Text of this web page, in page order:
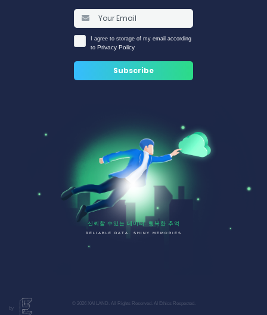
I agree to storage of my email according
to Privacy Policy
신뢰할 수있는 데이터. 행복한 추억
RELIABLE DATA. SHINY MEMORIES
© 2026 XAI LAND. All Rights Reserved. AI Ethics Respected.
by